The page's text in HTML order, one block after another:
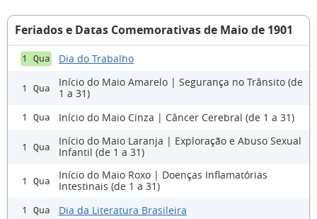
Feriados e Datas Comemorativas de Maio de 1901
1 Qua Dia do Trabalho
1 Qua
Início do Maio Amarelo | Segurança no Trânsito (de
1 a 31)
1 Qua Início do Maio Cinza | Câncer Cerebral (de 1 a 31)
1 Qua
Início do Maio Laranja | Exploração e Abuso Sexual
Infantil (de 1 a 31)
1 Qua
Início do Maio Roxo | Doenças Inflamatórias
Intestinais (de 1 a 31)
1 Qua Dia da Literatura Brasileira